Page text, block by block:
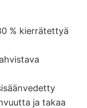
% kierrätettyä
ja takaa